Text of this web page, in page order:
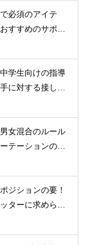
必須のアイテ
すすめのサポー
学生向けの指導
に対する接し方
女混合のルール
テーションの規
ジションの要！
ターに求められ